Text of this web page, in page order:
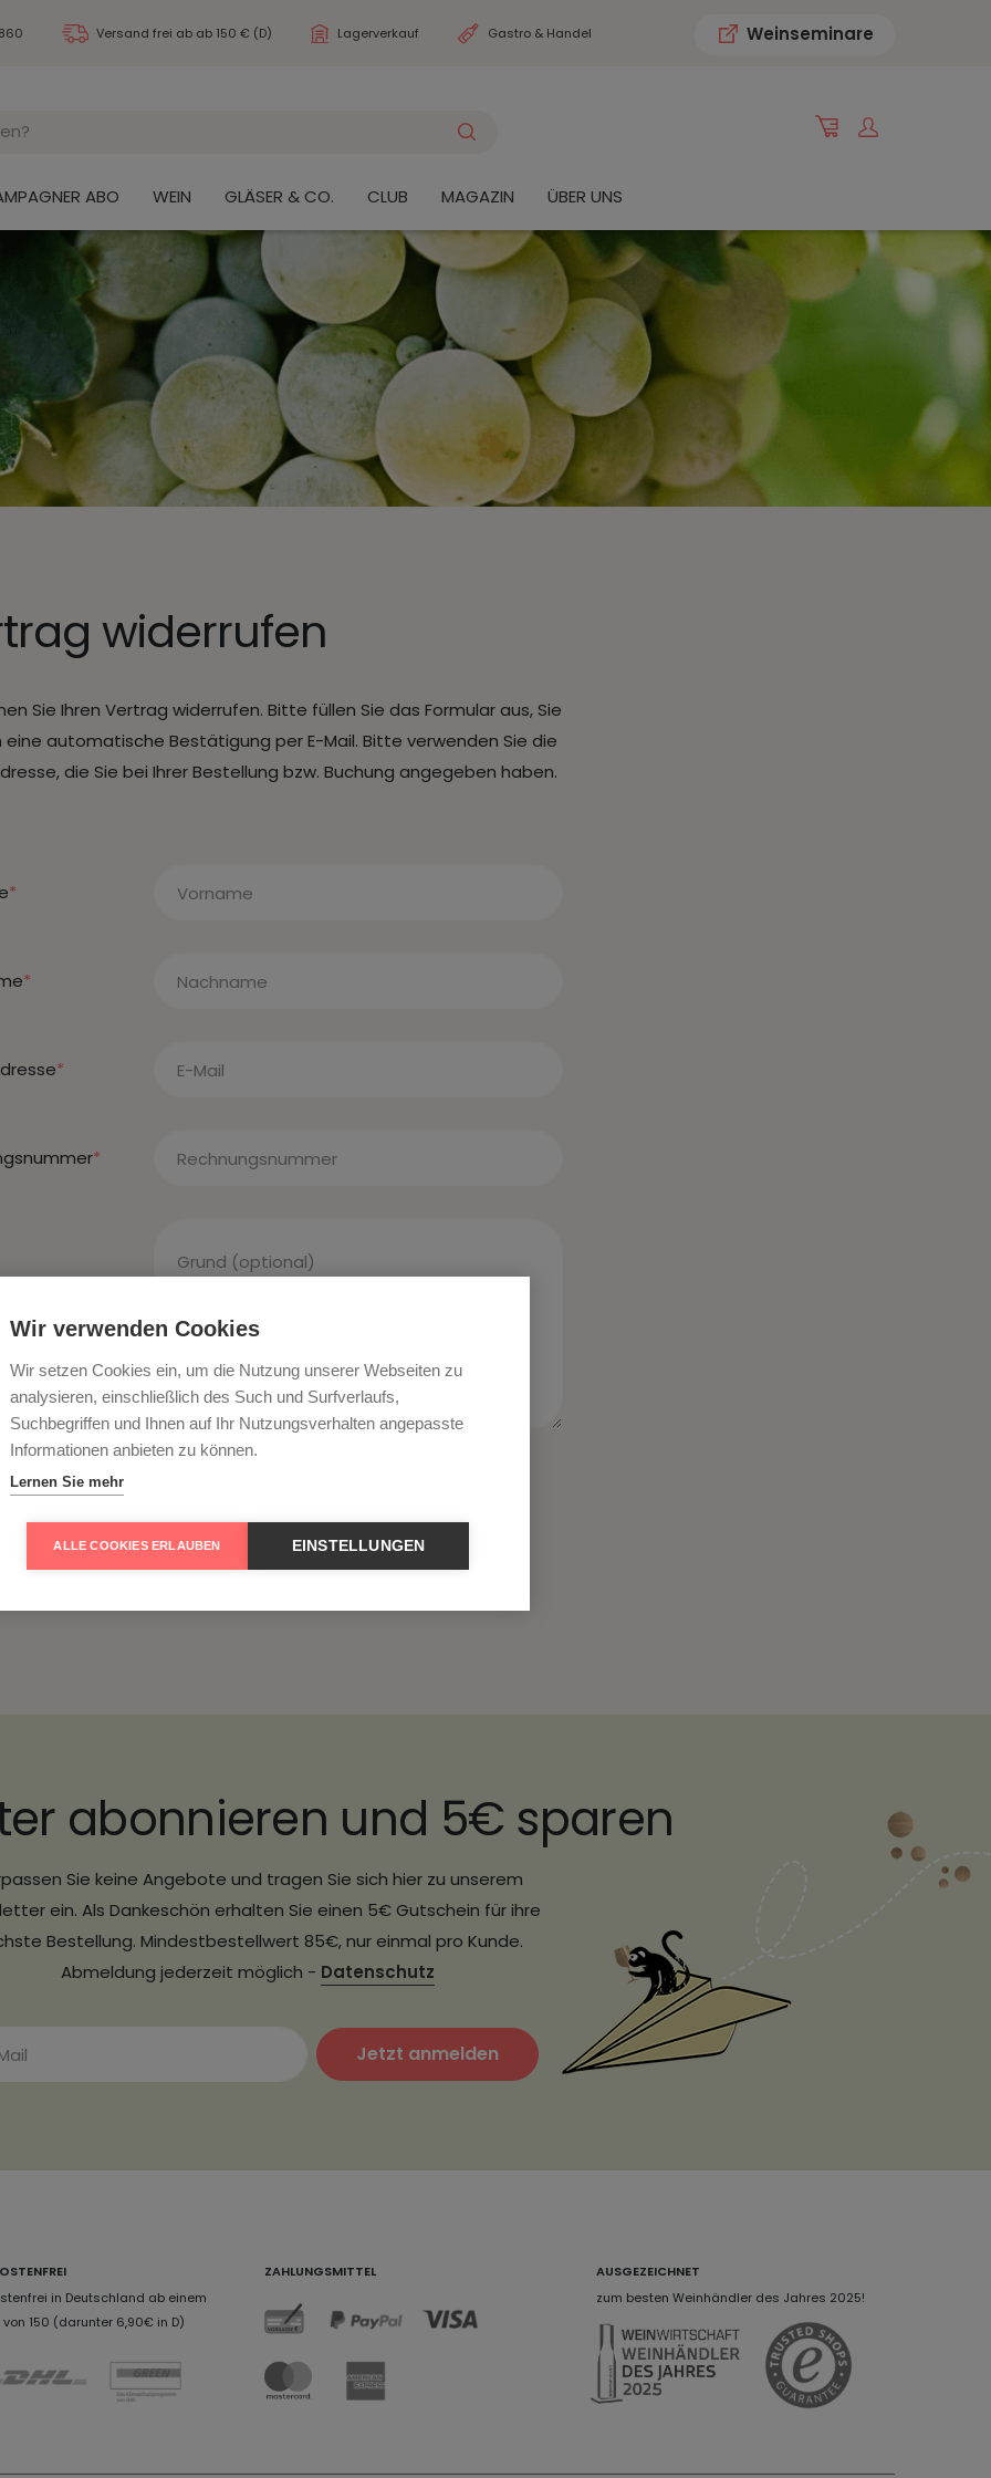
Versand frei ab ab 150 € (D) Lagerverkauf Gastro & Handel Weinseminare
ABO WEIN GLÄSER & CO. CLUB MAGAZIN ÜBER UNS
widerrufen
Sie Ihren Vertrag widerrufen. Bitte füllen Sie das Formular aus, Sie
automatische Bestätigung per E-Mail. Bitte verwenden Sie die
die Sie bei Ihrer Bestellung bzw. Buchung angegeben haben.
*
*
*
*
Senden
abonnieren und 5€ sparen
Sie keine Angebote und tragen Sie sich hier zu unserem
ein. Als Dankeschön erhalten Sie einen 5€ Gutschein für ihre
Bestellung. Mindestbestellwert 85€, nur einmal pro Kunde.
Abmeldung jederzeit möglich - Datenschutz
Jetzt anmelden
in Deutschland ab einem
150 (darunter 6,90€ in D)
ZAHLUNGSMITTEL
AUSGEZEICHNET
zum besten Weinhändler des Jahres 2025!
Wir verwenden Cookies
Wir setzen Cookies ein, um die Nutzung unserer Webseiten zu
analysieren, einschließlich des Such und Surfverlaufs,
Suchbegriffen und Ihnen auf Ihr Nutzungsverhalten angepasste
Informationen anbieten zu können.
Lernen Sie mehr
ALLE COOKIES ERLAUBEN EINSTELLUNGEN